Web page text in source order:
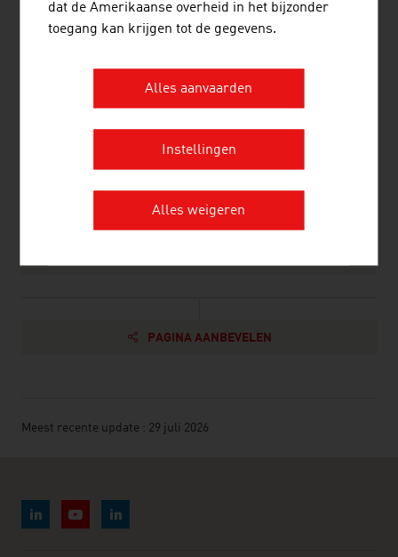
10. Tiwag - Tiroler Wasserkraft AG 1.817,80
PAGINA AANBEVELEN
Meest recente update : 29 juli 2026
dat de Amerikaanse overheid in het bijzonder
toegang kan krijgen tot de gegevens.
Alles aanvaarden
Instellingen
Alles weigeren